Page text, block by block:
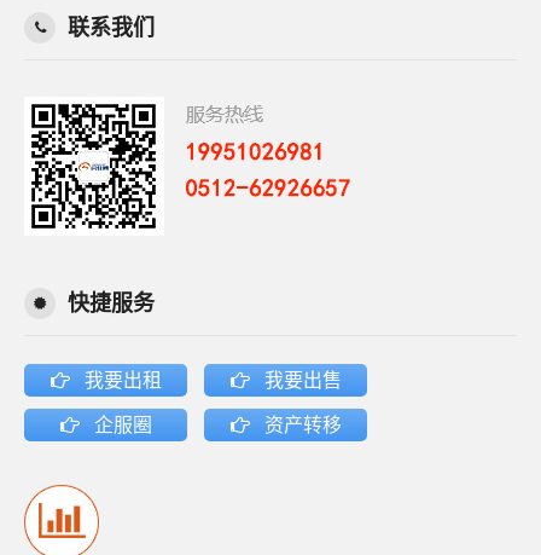
联系我们
快捷服务
我要出租 我要出售
企服圈 资产转移